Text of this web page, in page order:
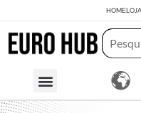
HOMELOJA